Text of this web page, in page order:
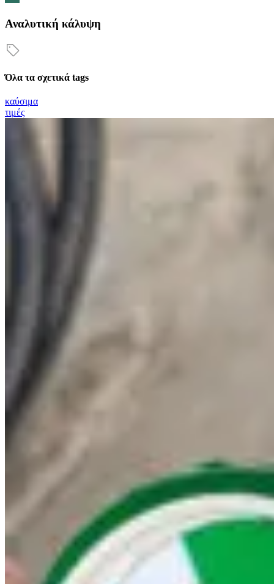
Αναλυτική κάλυψη
Όλα τα σχετικά tags
καύσιμα
τιμές